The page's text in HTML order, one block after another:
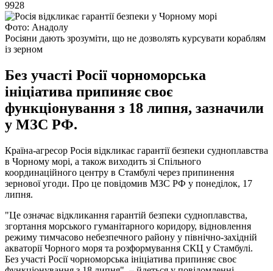
9928
Фото: Анадолу
Росіяни дають зрозуміти, що не дозволять курсувати кораблям
із зерном
Без участі Росії чорноморська
ініціатива припиняє своє
функціонування з 18 липня, зазначили
у МЗС РФ.
Країна-агресор Росія відкликає гарантії безпеки судноплавства
в Чорному морі, а також виходить зі Спільного
координаційного центру в Стамбулі через припинення
зернової угоди. Про це повідомив МЗС РФ у понеділок, 17
липня.
"Це означає відкликання гарантій безпеки судноплавства,
згортання морського гуманітарного коридору, відновлення
режиму тимчасово небезпечного району у північно-західній
акваторії Чорного моря та розформування СКЦ у Стамбулі.
Без участі Росії чорноморська ініціатива припиняє своє